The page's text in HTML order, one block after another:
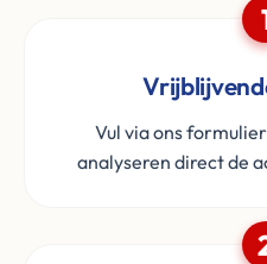
Vul via ons
analyseren direct de